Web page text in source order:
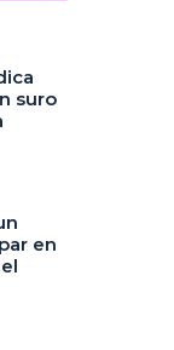
suro
en